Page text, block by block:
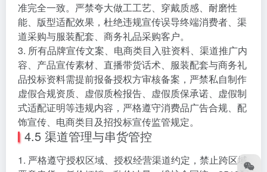
准完全一致。严禁夸大做工工艺、穿戴质感、耐磨性
能、版型适配效果，杜绝违规宣传误导终端消费者、渠
道采购与服装配套、商务礼品采购客户。
3. 所有品牌宣传文案、电商类目入驻资料、渠道推广内
容、产品宣传素材、直播带货话术、服装配套与商务礼
品投标资料需提前报备授权方审核备案，严禁私自制作
虚假合规资质、虚假质检报告、虚假质保承诺、虚假制
式适配证明等违规内容，严格遵守消费品广告合规、配
饰宣传、电商类目及招投标宣传监管规定。
4.5 渠道管理与串货管控
1. 严格遵守授权区域、授权经营渠道约定，禁止跨区域